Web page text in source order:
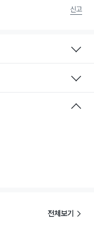
신고
전체보기